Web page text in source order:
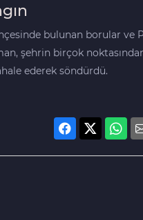
bulunan borular ve
şehrin birçok
ederek söndürdü.